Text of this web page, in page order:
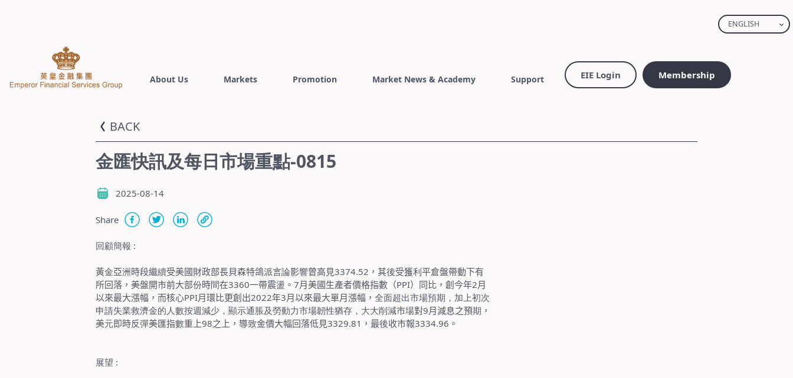
About Us Markets Promotion Market News & Academy Support EIE Login Membership
ENGLISH
BACK
金匯快訊及每日市場重點-0815
2025-08-14
Share
回顧簡報 :
黃金亞洲時段繼續受美國財政部長貝森特鴿派言論影響曾高見3374.52 ，其後受獲利平倉盤帶動下有
所回落，美盤開市前大部份時間在3360一帶震盪 。 7月美國生產者價格指數（PPI）同比，創今年2月
以來最大漲幅，而核心PPI月環比更創出2022年3月以來最大單月漲幅， 全面超出市場預期，加上初次
申請失業救濟金的人數按週減少，顯示通脹及勞動力市場韌性猶存，大大削減市場對9月減息之預期 ，
美元即時反彈美匯指數重上98之上，導致金價大幅回落低見3329.81 ，最後收市報3334.96 。
展望 :